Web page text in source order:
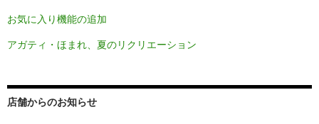
お気に入り機能の追加
アガティ・ほまれ、夏のリクリエーション
店舗からのお知らせ